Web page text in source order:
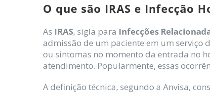
O que são IRAS e Infecção
As IRAS, sigla para Infecções
admissão de um paciente em um serviço
ou sintomas no momento da entrada no
atendimento. Popularmente, essas
A definição técnica, segundo a Anvisa,